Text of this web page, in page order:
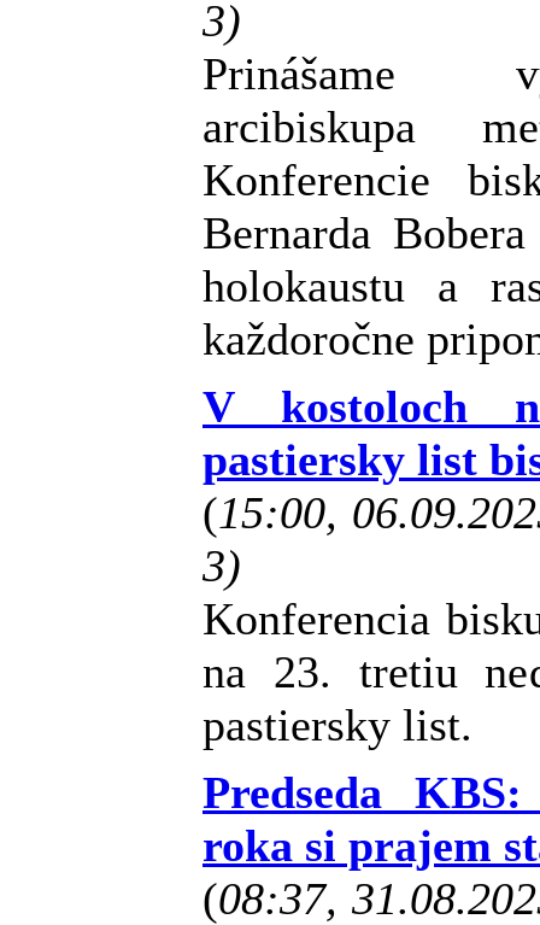
3)
Prinášame
arcibiskupa
Konferencie
Bernarda
holokaustu a
každoročne
V kostoloch
pastiersky list
(15:00,
3)
Konferencia
na 23. tretiu
pastiersky list.
Predseda
roka si prajem
(08:37,